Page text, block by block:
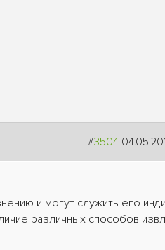
#3504
и могут служить его
различных способов